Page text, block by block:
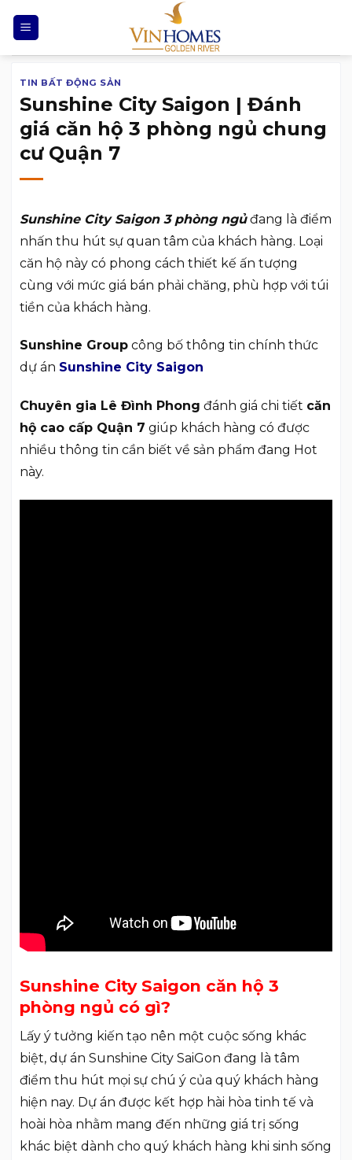
đến
nội
dungTIN BẤT ĐỘNG SẢN
Sunshine City Saigon | Đánh
giá căn hộ 3 phòng ngủ chung
cư Quận 7
Sunshine City Saigon 3 phòng ngủ đang là điểm
nhấn thu hút sự quan tâm của khách hàng. Loại
căn hộ này có phong cách thiết kế ấn tượng
cùng với mức giá bán phải chăng, phù hợp với túi
tiền của khách hàng.
Sunshine Group công bố thông tin chính thức
dự án Sunshine City Saigon
Chuyên gia Lê Đình Phong đánh giá chi tiết căn
hộ cao cấp Quận 7 giúp khách hàng có được
nhiều thông tin cần biết về sản phẩm đang Hot
này.
Sunshine City Saigon căn hộ 3
phòng ngủ có gì?
Lấy ý tưởng kiến tạo nên một cuộc sống khác
biệt, dự án Sunshine City SaiGon đang là tâm
điểm thu hút mọi sự chú ý của quý khách hàng
hiện nay. Dự án được kết hợp hài hòa tinh tế và
hoài hòa nhằm mang đến những giá trị sống
khác biệt dành cho quý khách hàng khi sinh sống